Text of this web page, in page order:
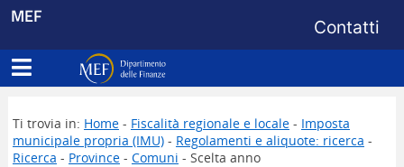
MEF Menu di
Contatti
Apri menu principale
Dipartimento delle Finanze
Ti trovia in: Home- Fiscalità regionale e locale- Imposta
municipale propria (IMU)- Regolamenti e aliquote: ricerca -
Ricerca - Province- Comuni - Scelta anno